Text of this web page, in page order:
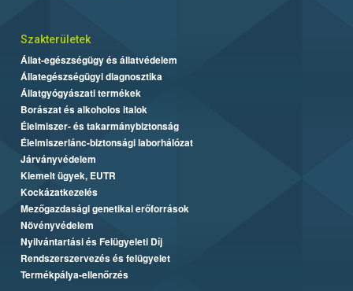
Szakterületek
Állat-egészségügy és állatvédelem
Állategészségügyi diagnosztika
Állatgyógyászati termékek
Borászat és alkoholos italok
Élelmiszer- és takarmánybiztonság
Élelmiszerlánc-biztonsági laborhálózat
Járványvédelem
Kiemelt ügyek, EUTR
Kockázatkezelés
Mezőgazdasági genetikai erőforrások
Növényvédelem
Nyilvántartási és Felügyeleti Díj
Rendszerszervezés és felügyelet
Termékpálya-ellenőrzés